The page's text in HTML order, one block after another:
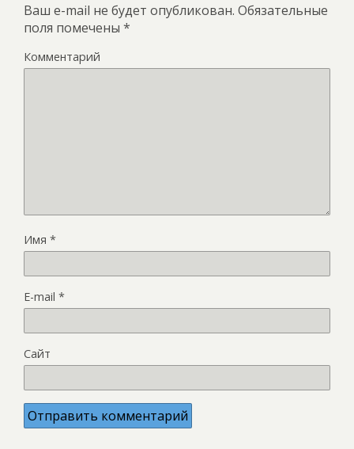
Ваш e-mail не будет опубликован. Обязательные
поля помечены *
Комментарий
Имя *
E-mail *
Сайт